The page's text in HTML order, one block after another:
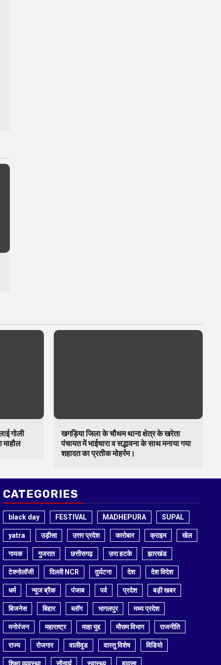
गोली
माहौल
खगड़िया जिला के चौथम थाना क्षेत्र के खरेता
पंचायत में भाईचारा व सद्भावना के साथ मनाया गया
शहादत का प्रतीक मोहर्रम।
CATEGORIES
black day FESTIVAL MADHEPURA SUPAL
yatra उड़ीसा उत्तर प्रदेश कारोबार क्राइम खेल
गायक गुजरात छत्तीसगढ़ ज़रा हटके झारखंड
टेक्नोलॉजी दिल्ली NCR दुर्घटना देश देश विदेश
धर्म न्यूज ब्रैक पंजाब पर्व प्रदेश बड़ी खबर
बिजनेस बिहार ब्लॉग भागलपुर मध्य प्रदेश
मनोरंजन महाराष्ट्र माहा युद्द मौसम विभाग राजनीति
राज्य रोजगार वालीवुड वास्तु विशेष विडियो